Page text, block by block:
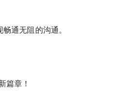
通无阻的沟通。
篇章！